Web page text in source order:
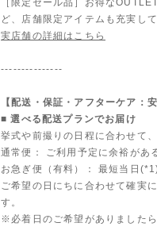
［限定セール品］お得な
ど、店舗限定アイテムも充実して
実店舗の詳細はこちら
---------------
【配送・保証・アフターケア：
■ 選べる配送プランでお届け
挙式や前撮りの日程に合わせて
通常便： ご利用予定に余裕があ
お急ぎ便（有料）： 最短当日
ご希望の日にちに合わせて確実
す。
※必着日のご希望がありました